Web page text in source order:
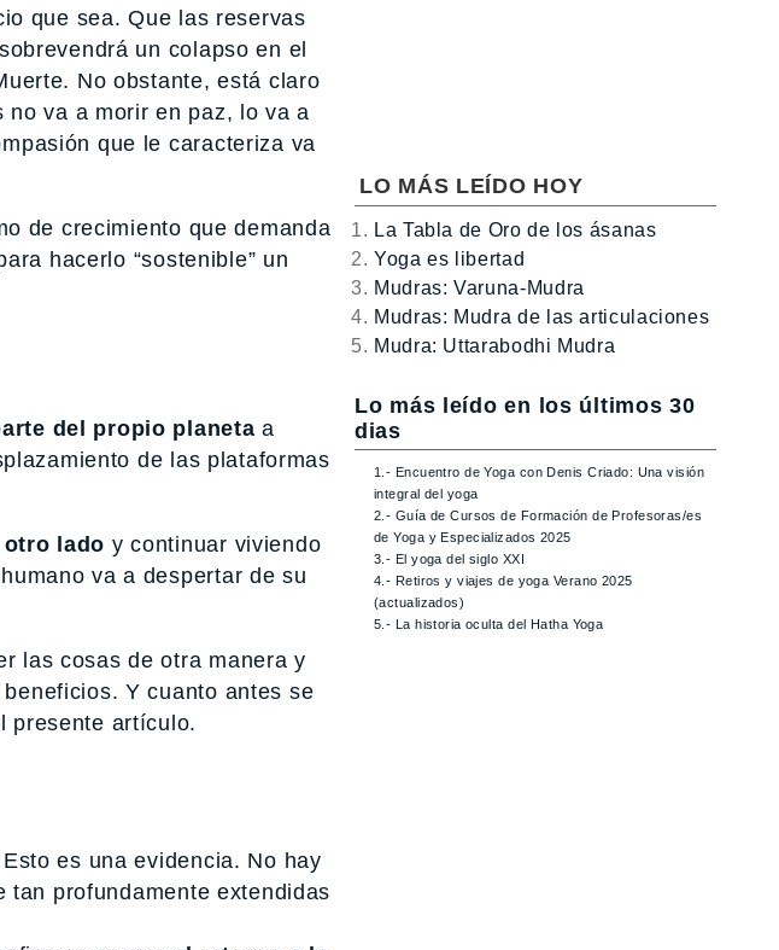
que sea. Que las reservas
un colapso en el
No obstante, está claro
no va a morir en paz, lo va a
que le caracteriza va
de crecimiento que demanda
hacerlo “sostenible” un
del propio planeta a
de las plataformas
lado y continuar viviendo
va a despertar de su
las cosas de otra manera y
Y cuanto antes se
presente artículo.
es una evidencia. No hay
profundamente extendidas
LO MÁS LEÍDO HOY
La Tabla de Oro de los ásanas
Yoga es libertad
Mudras: Varuna-Mudra
Mudras: Mudra de las articulaciones
Mudra: Uttarabodhi Mudra
Lo más leído en los últimos 30
dias
1.- Encuentro de Yoga con Denis Criado: Una visión
integral del yoga
2.- Guía de Cursos de Formación de Profesoras/es
de Yoga y Especializados 2025
3.- El yoga del siglo XXI
4.- Retiros y viajes de yoga Verano 2025
(actualizados)
5.- La historia oculta del Hatha Yoga